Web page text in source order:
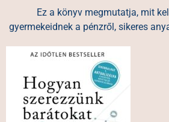
Ez a könyv megmutatja, mit
gyermekeidnek a pénzről, sikeres